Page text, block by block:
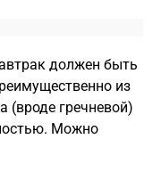
должен быть
из
(вроде гречневой)
Можно